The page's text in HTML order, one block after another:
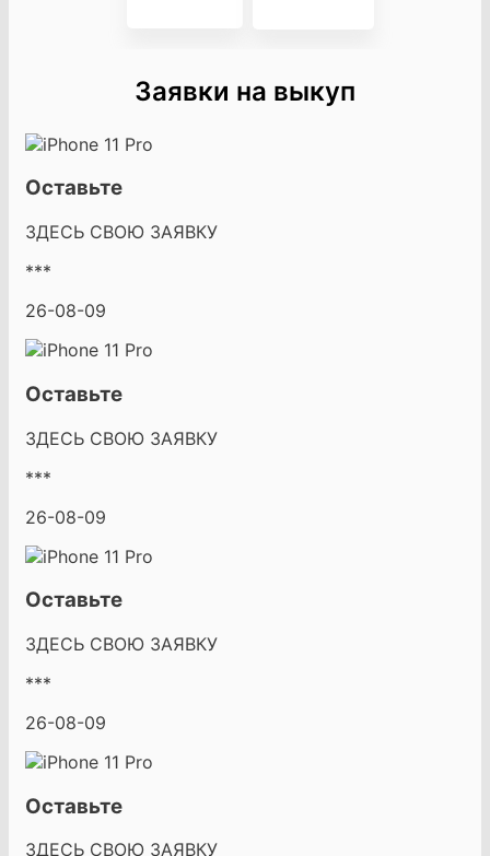
Заявки на выкуп
Оставьте
ЗДЕСЬ СВОЮ ЗАЯВКУ
***
26-08-09
Оставьте
ЗДЕСЬ СВОЮ ЗАЯВКУ
***
26-08-09
Оставьте
ЗДЕСЬ СВОЮ ЗАЯВКУ
***
26-08-09
Оставьте
ЗДЕСЬ СВОЮ ЗАЯВКУ